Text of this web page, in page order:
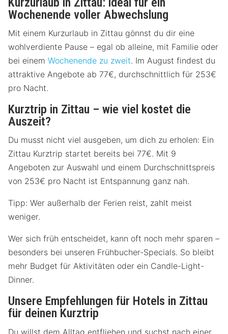
Wochenende voller Abwechslung
Mit einem Kurzurlaub in Zittau gönnst du dir eine
wohlverdiente Pause – egal ob alleine, mit Familie oder
bei einem Wochenende zu zweit. Im August findest du
attraktive Angebote ab 77€, durchschnittlich für 253€
pro Nacht.
Kurztrip in Zittau – wie viel kostet die
Auszeit?
Du musst nicht viel ausgeben, um dich zu erholen: Ein
Zittau Kurztrip startet bereits bei 77€. Mit 9
Angeboten zur Auswahl und einem Durchschnittspreis
von 253€ pro Nacht ist Entspannung ganz nah.
Tipp: Wer außerhalb der Ferien reist, zahlt meist
weniger.
Wer sich früh entscheidet, kann oft noch mehr sparen –
besonders bei unseren Frühbucher-Specials. So bleibt
mehr Budget für Aktivitäten oder ein Candle-Light-
Dinner.
Unsere Empfehlungen für Hotels in Zittau
für deinen Kurztrip
Du willst dem Alltag entfliehen und suchst nach einer